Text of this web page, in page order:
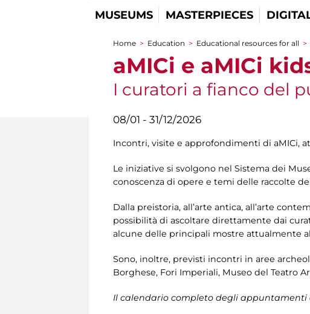
MUSEUMS MASTERPIECES
You are here
Home > Education > Educational resources for all >
aMICi e aMICi
I curatori a fianco del
08/01 - 31/12/2026
Incontri, visite e approfondimenti di aMICi,
Le iniziative si svolgono nel Sistema dei
conoscenza di opere e temi delle raccolte
Dalla preistoria, all’arte antica, all’arte
possibilità di ascoltare direttamente dai
alcune delle principali mostre attualmente
Sono, inoltre, previsti incontri in aree
Borghese, Fori Imperiali, Museo del Teatro
Il calendario completo degli appuntamenti